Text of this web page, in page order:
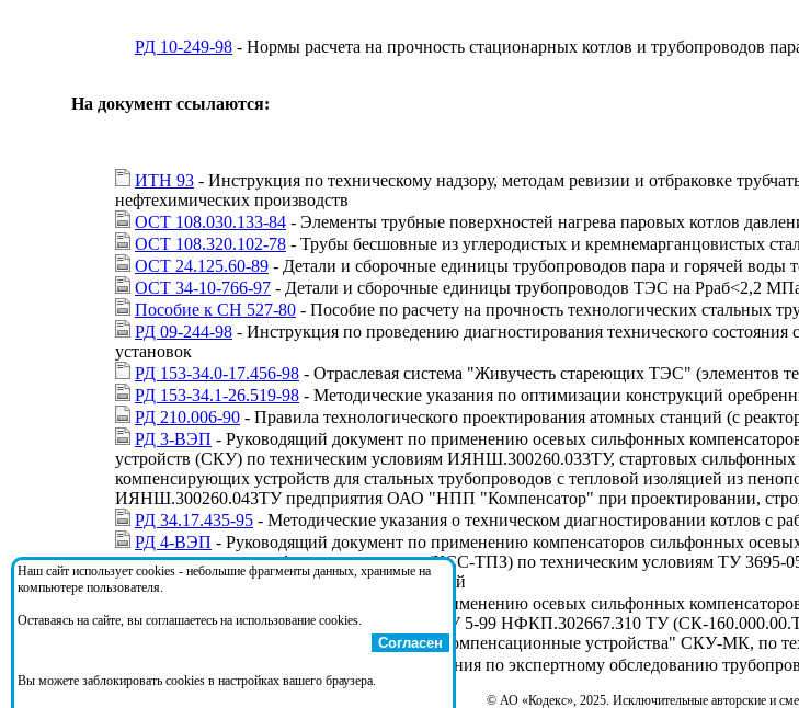
РД 10-249-98 - Нормы расчета на прочность стационарных котлов и трубопроводов
На документ ссылаются:
ИТН 93 - Инструкция по техническому надзору, методам ревизии и отбраковке
нефтехимических производств
ОСТ 108.030.133-84 - Элементы трубные поверхностей нагрева паровых котлов
ОСТ 108.320.102-78 - Трубы бесшовные из углеродистых и кремнемарганцовистых
ОСТ 24.125.60-89 - Детали и сборочные единицы трубопроводов пара и горячей воды
ОСТ 34-10-766-97 - Детали и сборочные единицы трубопроводов ТЭС на Рраб<2,2
Пособие к СН 527-80 - Пособие по расчету на прочность технологических стальных
РД 09-244-98 - Инструкция по проведению диагностирования технического
установок
РД 153-34.0-17.456-98 - Отраслевая система "Живучесть стареющих ТЭС" (элементов
РД 153-34.1-26.519-98 - Методические указания по оптимизации конструкций
РД 210.006-90 - Правила технологического проектирования атомных станций (с
РД 3-ВЭП - Руководящий документ по применению осевых сильфонных
устройств (СКУ) по техническим условиям ИЯНШ.300260.033ТУ, стартовых
компенсирующих устройств для стальных трубопроводов с тепловой изоляцией из
ИЯНШ.300260.043ТУ предприятия ОАО "НПП "Компенсатор" при проектировании,
РД 34.17.435-95 - Методические указания о техническом диагностировании котлов с
РД 4-ВЭП - Руководящий документ по применению компенсаторов сильфонных
и компенсаторов сильфонных стартовых (КСС-ТПЗ) по техническим условиям ТУ
строительстве и эксплуатации тепловых сетей
- Руководящий документ по применению осевых сильфонных
тепловых сетей по техническим условиям ТУ 5-99 НФКП.302667.310 ТУ (СК-
ВЕИШ.302667.300-01.43 ТУ "Сильфонные компенсационные устройства" СКУ-МК, по
- Методические указания по экспертному обследованию
© АО «Кодекс», 2025. Исключительные авторские и
Наш сайт использует cookies - небольшие фрагменты данных, хранимые на
компьютере пользователя.
Оставаясь на сайте, вы соглашаетесь на использование cookies.
Согласен
Вы можете заблокировать cookies в настройках вашего браузера.